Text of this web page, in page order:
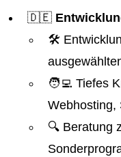
🇩🇪
🛠️
🧑‍💻 Tiefes
Webhosting,
🔍 Beratung